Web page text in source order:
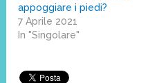
appoggiare i piedi?
7 Aprile 2021
In "Singolare"